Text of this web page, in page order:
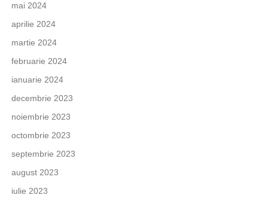
mai 2024
aprilie 2024
martie 2024
februarie 2024
ianuarie 2024
decembrie 2023
noiembrie 2023
octombrie 2023
septembrie 2023
august 2023
iulie 2023